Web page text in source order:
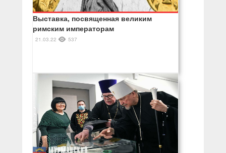
Выставка, посвященная великим
римским императорам
21.03.22 537